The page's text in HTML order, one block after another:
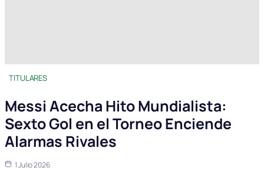
TITULARES
Messi Acecha Hito Mundialista:
Sexto Gol en el Torneo Enciende
Alarmas Rivales
1 Julio 2026